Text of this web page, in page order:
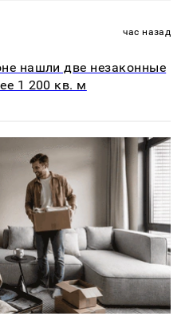
час назад
нашли две незаконные
1 200 кв. м